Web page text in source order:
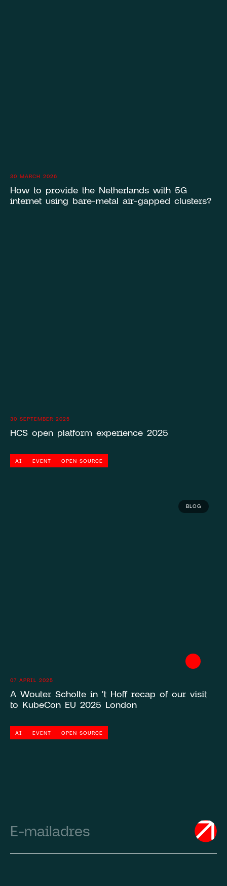
30 MARCH 2026
How to provide the Netherlands with 5G
internet using bare-metal air-gapped clusters?
30 SEPTEMBER 2025
HCS open platform experience 2025
AI EVENT OPEN SOURCE
BLOG
07 APRIL 2025
A Wouter Scholte in 't Hoff recap of our visit
to KubeCon EU 2025 London
AI EVENT OPEN SOURCE
(Required)